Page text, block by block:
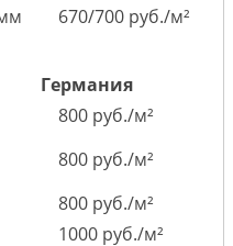
670/700 руб./м²
Германия
800 руб./м²
800 руб./м²
800 руб./м²
1000 руб./м²